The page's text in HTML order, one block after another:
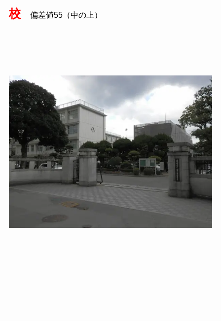
校
偏差値55（中の上）